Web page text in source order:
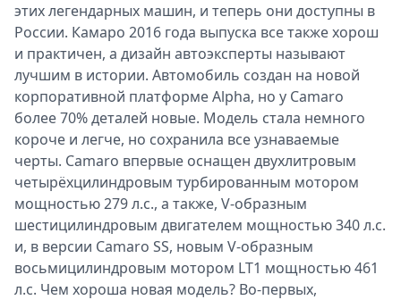
этих легендарных машин, и теперь они доступны в
России. Камаро 2016 года выпуска все также хорош
и практичен, а дизайн автоэксперты называют
лучшим в истории. Автомобиль создан на новой
корпоративной платформе Alpha, но у Camaro
более 70% деталей новые. Модель стала немного
короче и легче, но сохранила все узнаваемые
черты. Camaro впервые оснащен двухлитровым
четырёхцилиндровым турбированным мотором
мощностью 279 л.с., а также, V-образным
шестицилиндровым двигателем мощностью 340 л.с.
и, в версии Camaro SS, новым V-образным
восьмицилиндровым мотором LT1 мощностью 461
л.с. Чем хороша новая модель? Во-первых,